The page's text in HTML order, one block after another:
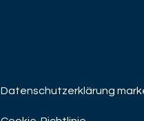
Datenschutzerklärung